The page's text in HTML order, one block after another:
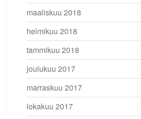
maaliskuu 2018
helmikuu 2018
tammikuu 2018
joulukuu 2017
marraskuu 2017
lokakuu 2017